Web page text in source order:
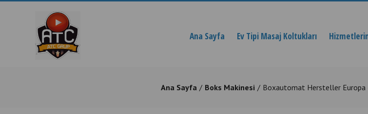
Ana Sayfa Ev Tipi Masaj Koltukları
Ana Sayfa Boks Makinesi Boxautomat Hersteller Europa